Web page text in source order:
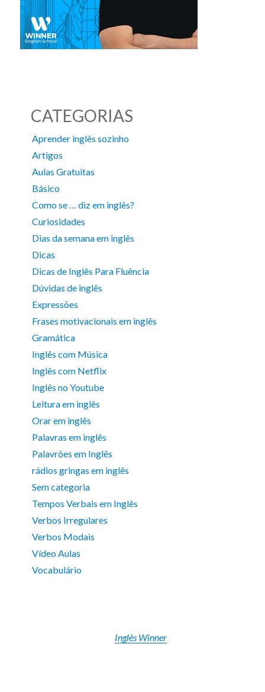
CATEGORIAS
Aprender inglês sozinho
Artigos
Aulas Gratuitas
Básico
Como se … diz em inglês?
Curiosidades
Dias da semana em inglês
Dicas
Dicas de Inglês Para Fluência
Dúvidas de inglês
Expressões
Frases motivacionais em inglês
Gramática
Inglês com Música
Inglês com Netflix
Inglês no Youtube
Leitura em inglês
Orar em inglês
Palavras em inglês
Palavrões em Inglês
rádios gringas em inglês
Sem categoria
Tempos Verbais em Inglês
Verbos Irregulares
Verbos Modais
Vídeo Aulas
Vocabulário
Inglês Winner